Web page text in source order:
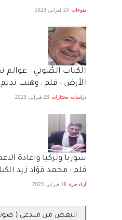
منوعات 23 فبراير، 2023
الكتاب الصَّوتي – عوالم
الأرض – قلم : وهيب
دراسات, مختارات 23 فبراير، 2023
سوريا وتركيا واعادة
قلم : محمد فؤاد زيد
آراء حرة 18 فبراير، 2023
البعض من مبدعي ( صوت